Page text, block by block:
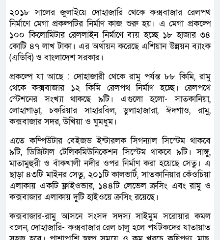
২০১৮ সালের জুলাইয়ে দোহাজারি থেকে কক্সবাজার রেলপথ
নির্মাণে মেগা প্রকল্পটির নির্মাণ কাজ শুরু হয়। এ মেগা প্রকল্পে
১০০ কিলোমিটার রেললাইন নির্মাণে ব্যয় হচ্ছে ১৮ হাজার ৩৪
কোটি ৪৭ লাখ টাকা। এর অর্থায়ন করেছে এশিয়ান উন্নয়ন ব্যাংক
(এডিবি) ও বাংলাদেশ সরকার।
প্রকল্পে যা আছে : দোহাজারী থেকে রামু পর্যন্ত ৮৮ কিমি, রামু
থেকে কক্সবাজার ১২ কিমি রেলপথ নির্মাণ হচ্ছে। রেলপথে
স্টেশনের সংখ্যা থাকছে ৯টি। এগুলো হলো- সাতকানিয়া,
লোহাগাড়া, চকরিয়ার সাহারবিল, ডুলাহাজারা, ঈদগাও, রামু,
কক্সবাজার সদর, উখিয়া ও ঘুমধুম।
এতে কম্পিউটার বেইজড ইন্টারলক সিগন্যাল সিস্টেম থাকবে
৯টি, ডিজিটাল টেলিকমিউনিকেশন সিস্টেম থাকবে ৯টি। সাঙ্গু,
মাতামুহুরী ও বাঁকখালী নদীর ওপর নির্মাণ করা হয়েছে সেতু। এ
ছাড়া ৪৩টি মাইনর সেতু, ২০১টি কালভার্ট, সাতকানিয়ার কেঁওচিয়া
এলাকায় একটি ফ্লাইওভার, ১৪৪টি লেভেল ক্রসিং এবং রামু ও
কক্সবাজার এলাকায় দুটি হাইওয়ে ক্রসিং রয়েছে।
কক্সবাজার-রামু আসনে সংসদ সদস্য সাইমুম সরোয়ার কমল
বলেন, দোহাজারি- কক্সবাজার রেল চালু হলে পর্যটকদের যাতায়াত